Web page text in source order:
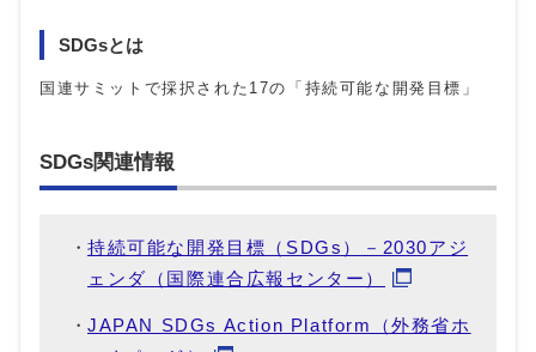
SDGsとは
国連サミットで採択された17の「持続可能な開発目標」
SDGs関連情報
持続可能な開発目標（SDGs）－2030アジ
ェンダ（国際連合広報センター）
JAPAN SDGs Action Platform（外務省ホ